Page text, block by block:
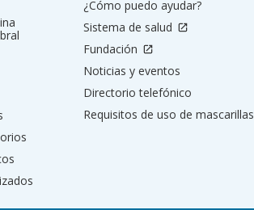
¿Cómo puedo ayudar?
Sistema de salud
Fundación
Noticias y eventos
Directorio telefónico
Requisitos de uso de mascarillas